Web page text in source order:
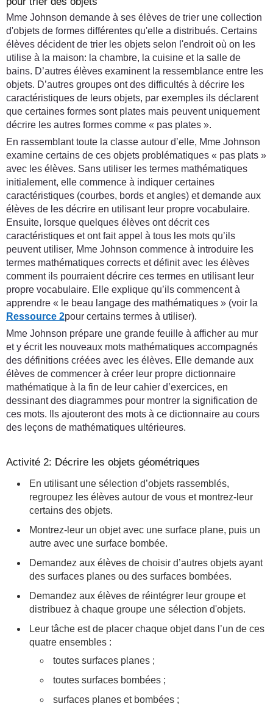
Mme Johnson demande à ses élèves de trier une collection
d'objets de formes différentes qu'elle a distribués. Certains
élèves décident de trier les objets selon l'endroit où on les
utilise à la maison: la chambre, la cuisine et la salle de
bains. D’autres élèves examinent la ressemblance entre les
objets. D’autres groupes ont des difficultés à décrire les
caractéristiques de leurs objets, par exemples ils déclarent
que certaines formes sont plates mais peuvent uniquement
décrire les autres formes comme « pas plates ».
En rassemblant toute la classe autour d’elle, Mme Johnson
examine certains de ces objets problématiques « pas plats »
avec les élèves. Sans utiliser les termes mathématiques
initialement, elle commence à indiquer certaines
caractéristiques (courbes, bords et angles) et demande aux
élèves de les décrire en utilisant leur propre vocabulaire.
Ensuite, lorsque quelques élèves ont décrit ces
caractéristiques et ont fait appel à tous les mots qu’ils
peuvent utiliser, Mme Johnson commence à introduire les
termes mathématiques corrects et définit avec les élèves
comment ils pourraient décrire ces termes en utilisant leur
propre vocabulaire. Elle explique qu’ils commencent à
apprendre « le beau langage des mathématiques » (voir la
Ressource 2pour certains termes à utiliser).
Mme Johnson prépare une grande feuille à afficher au mur
et y écrit les nouveaux mots mathématiques accompagnés
des définitions créées avec les élèves. Elle demande aux
élèves de commencer à créer leur propre dictionnaire
mathématique à la fin de leur cahier d’exercices, en
dessinant des diagrammes pour montrer la signification de
ces mots. Ils ajouteront des mots à ce dictionnaire au cours
des leçons de mathématiques ultérieures.
Activité 2: Décrire les objets géométriques
En utilisant une sélection d’objets rassemblés,
regroupez les élèves autour de vous et montrez-leur
certains des objets.
Montrez-leur un objet avec une surface plane, puis un
autre avec une surface bombée.
Demandez aux élèves de choisir d’autres objets ayant
des surfaces planes ou des surfaces bombées.
Demandez aux élèves de réintégrer leur groupe et
distribuez à chaque groupe une sélection d'objets.
Leur tâche est de placer chaque objet dans l’un de ces
quatre ensembles :
toutes surfaces planes ;
toutes surfaces bombées ;
surfaces planes et bombées ;